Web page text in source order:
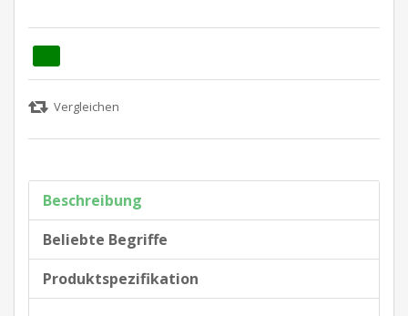
Beschreibung
Beliebte Begriffe
Produktspezifikation